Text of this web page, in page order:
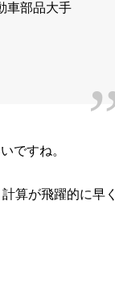
車部品大手
ですね。
算が飛躍的に早く